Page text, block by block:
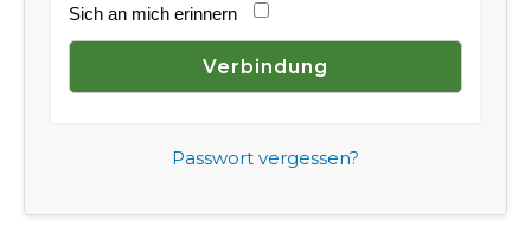
Sich an mich erinnern
Passwort vergessen?